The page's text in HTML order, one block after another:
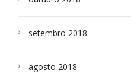
setembro 2018
agosto 2018